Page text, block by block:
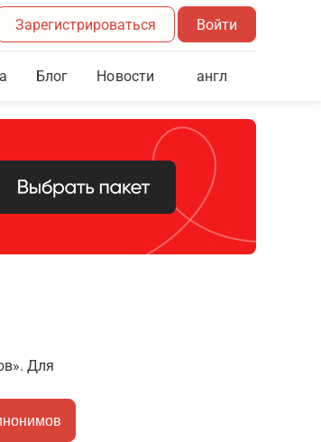
Зарегистрироваться Войти
Блог Новости англ
Для